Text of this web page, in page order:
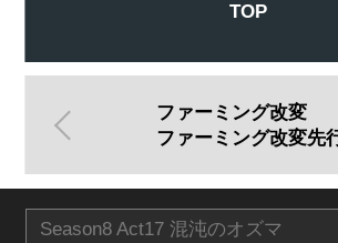
ファーミング改変
ファーミング改変先
TOP
Season8 Act17 混沌のオズマ